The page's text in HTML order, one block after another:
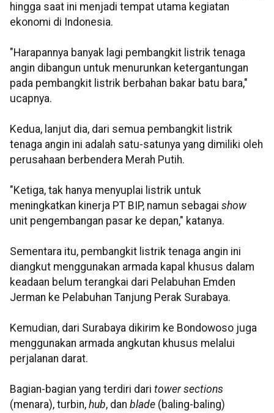
hingga saat ini menjadi tempat utama kegiatan
ekonomi di Indonesia.
"Harapannya banyak lagi pembangkit listrik tenaga
angin dibangun untuk menurunkan ketergantungan
pada pembangkit listrik berbahan bakar batu bara,"
ucapnya.
Kedua, lanjut dia, dari semua pembangkit listrik
tenaga angin ini adalah satu-satunya yang dimiliki oleh
perusahaan berbendera Merah Putih.
"Ketiga, tak hanya menyuplai listrik untuk
meningkatkan kinerja PT BIP, namun sebagai show
unit pengembangan pasar ke depan," katanya.
Sementara itu, pembangkit listrik tenaga angin ini
diangkut menggunakan armada kapal khusus dalam
keadaan belum terangkai dari Pelabuhan Emden
Jerman ke Pelabuhan Tanjung Perak Surabaya.
Kemudian, dari Surabaya dikirim ke Bondowoso juga
menggunakan armada angkutan khusus melalui
perjalanan darat.
Bagian-bagian yang terdiri dari tower sections
(menara), turbin, hub, dan blade (baling-baling)